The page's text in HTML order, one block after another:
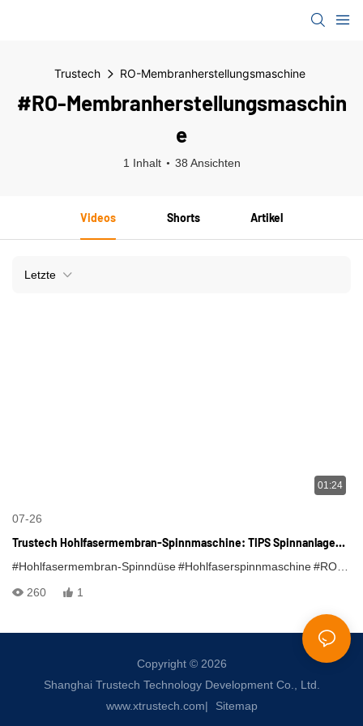
Trustech RO-Membranherstellungsmaschine
#RO-Membranherstellungsmaschin
E
1 Inhalt 38 Ansichten
Videos Shorts Artikel
Letzte
01:24
07-26
Trustech Hohlfasermembran-Spinnmaschine: TIPS Spinnanlagen
Vorgestellt (XI)
#Hohlfasermembran-Spinndüse#Hohlfaserspinnmaschine#RO-Membranherstellungsmaschine
260
1
Copyright © 2026
Shanghai Trustech Technology Development Co., Ltd.
www.xtrustech.com| Sitemap